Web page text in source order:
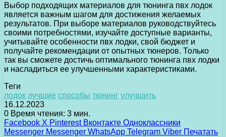
Выбор подходящих материалов для тюнинга пвх лодок
является важным шагом для достижения желаемых
результатов. При выборе материалов руководствуйтесь
своими потребностями, изучайте доступные варианты,
учитывайте особенности пвх лодки, свой бюджет и
получайте рекомендации от опытных тюнеров. Только
так вы сможете достичь оптимального тюнинга пвх лодки
и насладиться ее улучшенными характеристиками.
Теги
лодок лучшие способы тюнинг улучшить
16.12.2023
0 Время чтения: 3 мин.
Facebook X Pinterest Вконтакте Одноклассники
Messenger Messenger WhatsApp Telegram Viber Печатать